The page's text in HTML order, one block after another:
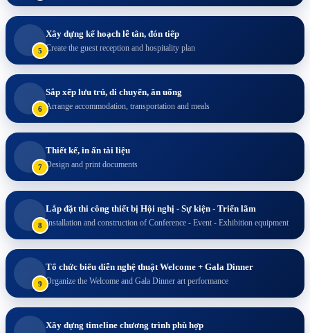
5
Xây dựng kế hoạch lễ tân, đón tiếp
Create the guest reception and hospitality plan
6
Sắp xếp lưu trú, di chuyển, ăn uống
Arrange accommodation, transportation and meals
7
Thiết kế, in ấn tài liệu
Design and print documents
8
Lắp đặt thi công thiết bị Hội nghị - Sự kiện - Triển lãm
Installation and construction of Conference - Event - Exhibition equipment
9
Tổ chức biểu diễn nghệ thuật Welcome + Gala Dinner
Organize the Welcome and Gala Dinner art performance
Xây dựng timeline chương trình phù hợp